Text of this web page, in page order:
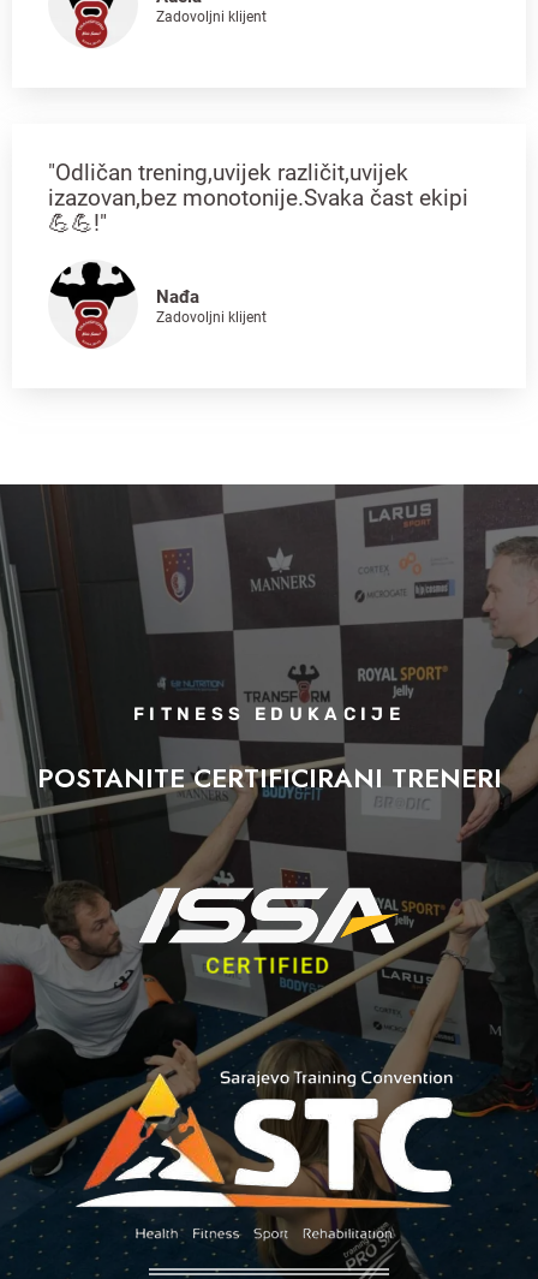
Zadovoljni klijent
"Odličan trening,uvijek različit,uvijek
izazovan,bez monotonije.Svaka čast ekipi
💪💪!"
Nađa
Zadovoljni klijent
FITNESS EDUKACIJE
POSTANITE CERTIFICIRANI TRENERI
CERTIFIED